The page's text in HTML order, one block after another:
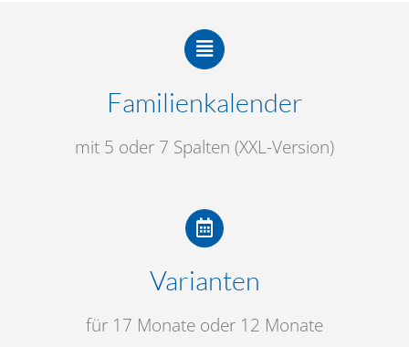
Familienkalender
mit 5 oder 7 Spalten (XXL-Version)
Varianten
für 17 Monate oder 12 Monate